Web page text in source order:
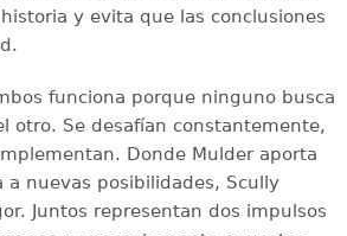
y evita que las conclusiones
funciona porque ninguno busca
otro. Se desafían constantemente,
Donde Mulder aporta
nuevas posibilidades, Scully
Juntos representan dos impulsos